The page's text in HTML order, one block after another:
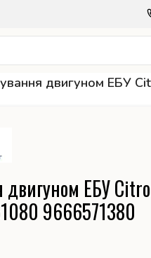
двигуном ЕБУ
двигуном ЕБУ
9666571380